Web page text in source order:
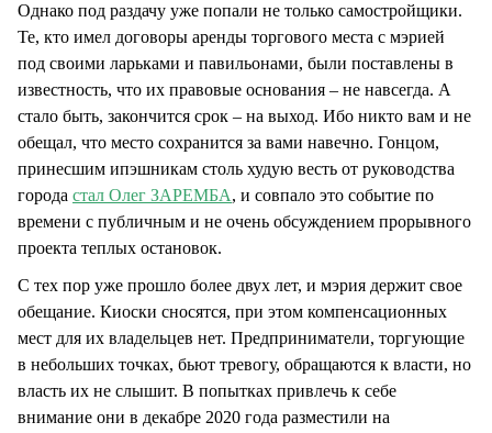
Однако под раздачу уже попали не только самостройщики.
Те, кто имел договоры аренды торгового места с мэрией
под своими ларьками и павильонами, были поставлены в
известность, что их правовые основания – не навсегда. А
стало быть, закончится срок – на выход. Ибо никто вам и не
обещал, что место сохранится за вами навечно. Гонцом,
принесшим ипэшникам столь худую весть от руководства
города стал Олег ЗАРЕМБА, и совпало это событие по
времени с публичным и не очень обсуждением прорывного
проекта теплых остановок.
С тех пор уже прошло более двух лет, и мэрия держит свое
обещание. Киоски сносятся, при этом компенсационных
мест для их владельцев нет. Предприниматели, торгующие
в небольших точках, бьют тревогу, обращаются к власти, но
власть их не слышит. В попытках привлечь к себе
внимание они в декабре 2020 года разместили на